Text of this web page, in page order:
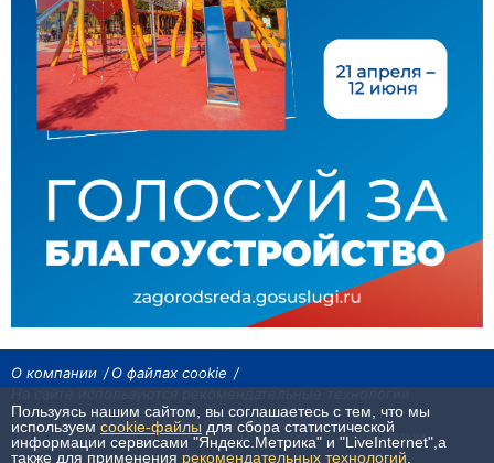
О компании
О файлах cookie
Сетевое издание «Байкал24». Все права охраняются законом.
При использовании материалов агентства на других сайтах, обязательна
гиперссылка.
Пользуясь нашим сайтом, вы соглашаетесь с тем, что мы
используем cookie-файлы для сбора статистической
информации сервисами "Яндекс.Метрика" и "LiveInternet",а
также для применения рекомендательных технологий